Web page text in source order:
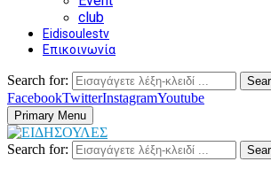
club
Eidisoulestv
Επικοινωνία
Search for:
FacebookTwitterInstagramYoutube
Primary Menu
Search for: